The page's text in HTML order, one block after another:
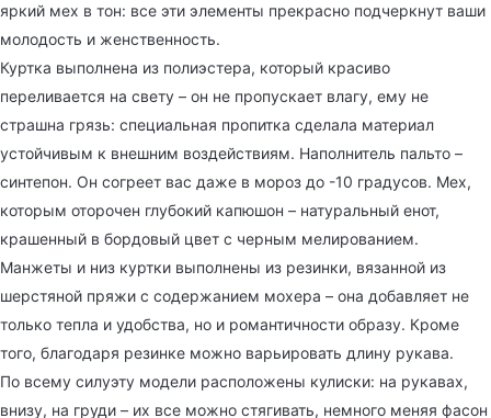
яркий мех в тон: все эти элементы прекрасно подчеркнут ваши
молодость и женственность.
Куртка выполнена из полиэстера, который красиво
переливается на свету – он не пропускает влагу, ему не
страшна грязь: специальная пропитка сделала материал
устойчивым к внешним воздействиям. Наполнитель пальто –
синтепон. Он согреет вас даже в мороз до -10 градусов. Мех,
которым оторочен глубокий капюшон – натуральный енот,
крашенный в бордовый цвет с черным мелированием.
Манжеты и низ куртки выполнены из резинки, вязанной из
шерстяной пряжи с содержанием мохера – она добавляет не
только тепла и удобства, но и романтичности образу. Кроме
того, благодаря резинке можно варьировать длину рукава.
По всему силуэту модели расположены кулиски: на рукавах,
внизу, на груди – их все можно стягивать, немного меняя фасон